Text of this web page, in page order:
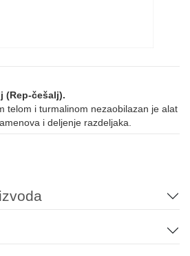
(Rep-češalj).
telom i turmalinom nezaobilazan je alat
i deljenje razdeljaka.